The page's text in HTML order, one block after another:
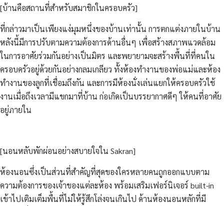
[บ้านคือสถานที่สำหรับสมาชิกในครอบครัว]
ที่กล่าวมาเป็นเพียงแง่มุมหนึ่งของบ้านเท่านั้น การตกแต่งภายในบ้าน
หลังนี้มีการปรับตามความต้องการด้านอื่นๆ เพื่อสร้างสภาพแวดล้อม
ในการอาศัยร่วมกันอย่างเป็นมิตร และพยายามจะสร้างพื้นที่ที่คนใน
ครอบครัวอยู่ด้วยกันอย่างกลมเกลียว ทั้งห้องทำงานของพ่อแม่และห้อง
ทำงานของลูกที่เชื่อมถึงกัน และการมีห้องนั่งเล่นแยกให้ครอบครัวใช้
งานเมื่อถึงเวลามีแขกมาที่บ้าน ก่อเกิดเป็นบรรยากาศดีๆ ให้คนที่อาศัย
อยู่ภายใน
[นอนหลับพักผ่อนอย่างสบายใจใน Sakran]
ห้องนอนซึ่งเป็นส่วนที่สำคัญที่สุดของใครหลายคนถูกออกแบบตาม
ความต้องการของเจ้าของแต่ละห้อง พร้อมเสริมเฟอร์นิเจอร์ built-in
เข้าไปเติมเต็มพื้นที่ไม่ให้รู้สึกโล่งจนเกินไป ด้านห้องนอนหลักที่มี